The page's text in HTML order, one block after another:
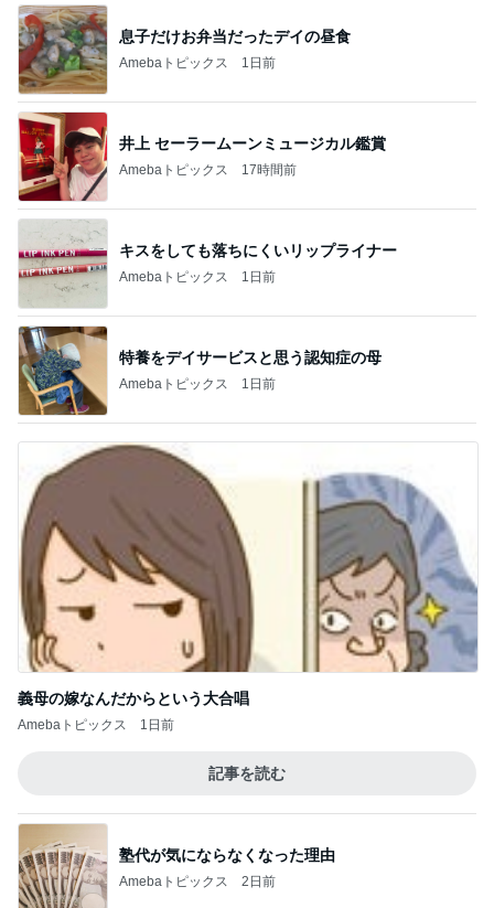
息子だけお弁当だったデイの昼食
Amebaトピックス 1日前
井上 セーラームーンミュージカル鑑賞
Amebaトピックス 17時間前
キスをしても落ちにくいリップライナー
Amebaトピックス 1日前
特養をデイサービスと思う認知症の母
Amebaトピックス 1日前
義母の嫁なんだからという大合唱
Amebaトピックス 1日前
記事を読む
塾代が気にならなくなった理由
Amebaトピックス 2日前